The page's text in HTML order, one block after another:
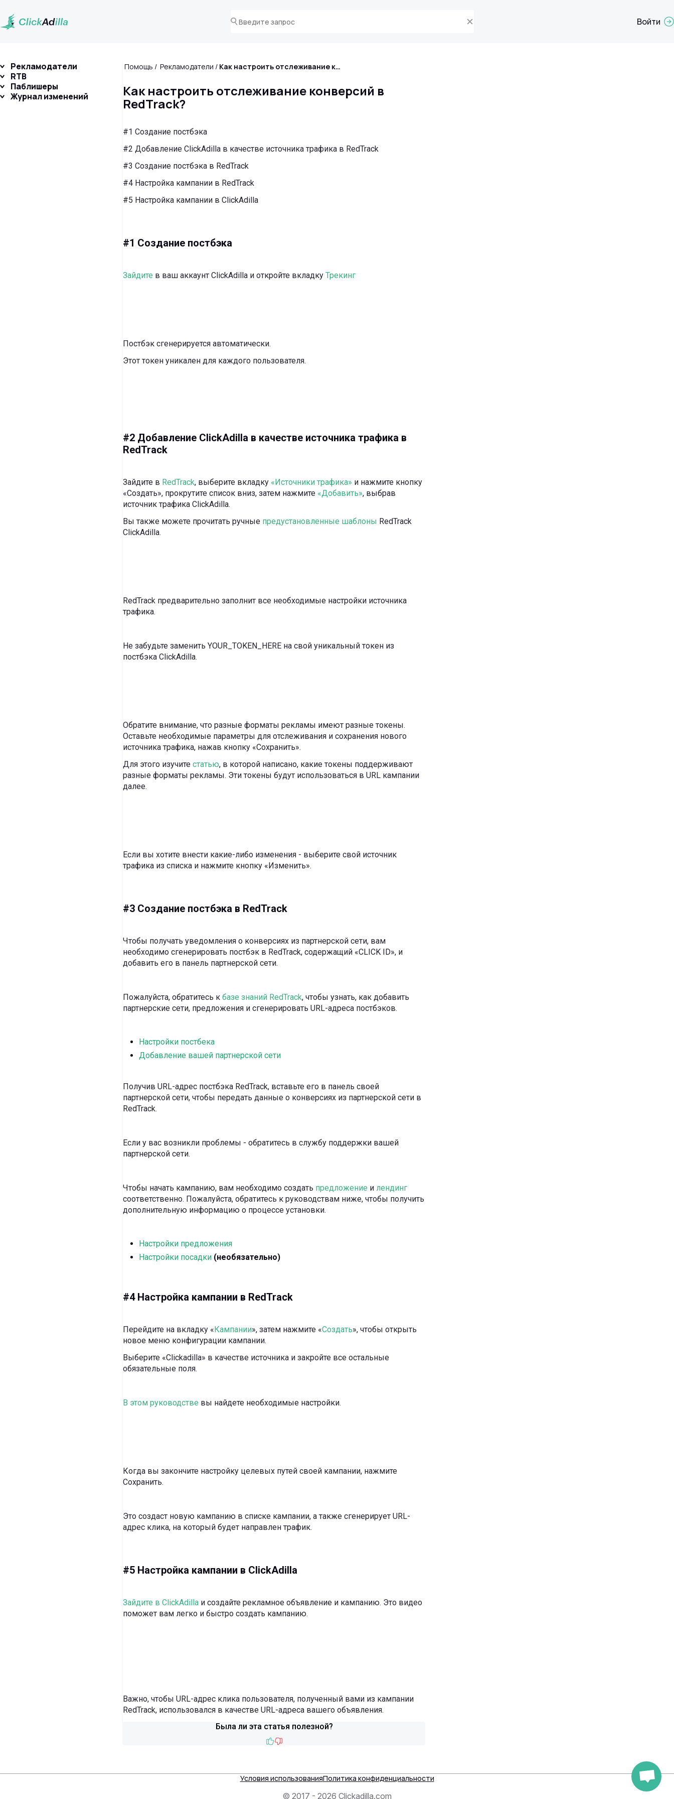
Войти
Рекламодатели
RTB
Паблишеры
Журнал изменений
Помощь Рекламодатели Как настроить отслеживание конверсий в RedTrack?
Как настроить отслеживание конверсий в
RedTrack?
#1 Создание постбэка
#2 Добавление ClickAdilla в качестве источника трафика в RedTrack
#3 Создание постбэка в RedTrack
#4 Настройка кампании в RedTrack
#5 Настройка кампании в ClickAdilla
#1 Создание постбэка
Зайдите в ваш аккаунт ClickAdilla и откройте вкладку Трекинг
Постбэк сгенерируется автоматически.
Этот токен уникален для каждого пользователя.
#2 Добавление ClickAdilla в качестве источника трафика в
RedTrack
Зайдите в RedTrack, выберите вкладку «Источники трафика» и нажмите кнопку
«Создать», прокрутите список вниз, затем нажмите «Добавить», выбрав
источник трафика ClickAdilla.
Вы также можете прочитать ручные предустановленные шаблоны RedTrack
ClickAdilla.
RedTrack предварительно заполнит все необходимые настройки источника
трафика.
Не забудьте заменить YOUR_TOKEN_HERE на свой уникальный токен из
постбэка ClickAdilla.
Обратите внимание, что разные форматы рекламы имеют разные токены.
Оставьте необходимые параметры для отслеживания и сохранения нового
источника трафика, нажав кнопку «Сохранить».
Для этого изучите статью, в которой написано, какие токены поддерживают
разные форматы рекламы. Эти токены будут использоваться в URL кампании
далее.
Если вы хотите внести какие-либо изменения - выберите свой источник
трафика из списка и нажмите кнопку «Изменить».
#3 Создание постбэка в RedTrack
Чтобы получать уведомления о конверсиях из партнерской сети, вам
необходимо сгенерировать постбэк в RedTrack, содержащий «CLICK ID», и
добавить его в панель партнерской сети.
Пожалуйста, обратитесь к базе знаний RedTrack, чтобы узнать, как добавить
партнерские сети, предложения и сгенерировать URL-адреса постбэков.
Настройки постбека
Добавление вашей партнерской сети
Получив URL-адрес постбэка RedTrack, вставьте его в панель своей
партнерской сети, чтобы передать данные о конверсиях из партнерской сети в
RedTrack.
Если у вас возникли проблемы - обратитесь в службу поддержки вашей
партнерской сети.
Чтобы начать кампанию, вам необходимо создать предложение и лендинг
соответственно. Пожалуйста, обратитесь к руководствам ниже, чтобы получить
дополнительную информацию о процессе установки.
Настройки предложения
Настройки посадки (необязательно)
#4 Настройка кампании в RedTrack
Перейдите на вкладку «Кампании», затем нажмите «Создать», чтобы открыть
новое меню конфигурации кампании.
Выберите «Clickadilla» в качестве источника и закройте все остальные
обязательные поля.
В этом руководстве вы найдете необходимые настройки.
Когда вы закончите настройку целевых путей своей кампании, нажмите
Сохранить.
Это создаст новую кампанию в списке кампании, а также сгенерирует URL-
адрес клика, на который будет направлен трафик.
#5 Настройка кампании в ClickAdilla
Зайдите в ClickAdilla и создайте рекламное объявление и кампанию. Это видео
поможет вам легко и быстро создать кампанию.
Важно, чтобы URL-адрес клика пользователя, полученный вами из кампании
RedTrack, использовался в качестве URL-адреса вашего объявления.
Была ли эта статья полезной?
LikeDislike
Условия использованияПолитика конфиденциальности
© 2017 - 2026 Clickadilla.com